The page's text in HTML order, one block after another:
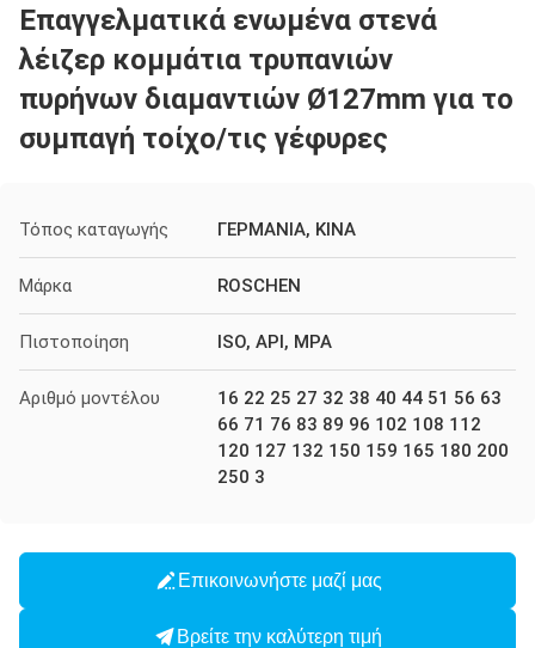
Επαγγελματικά ενωμένα στενά
λέιζερ κομμάτια τρυπανιών
πυρήνων διαμαντιών Ø127mm για το
συμπαγή τοίχο/τις γέφυρες
Τόπος καταγωγής ΓΕΡΜΑΝΙΑ, ΚΙΝΑ
Μάρκα ROSCHEN
Πιστοποίηση ISO, API, MPA
Αριθμό μοντέλου
16 22 25 27 32 38 40 44 51 56 63
66 71 76 83 89 96 102 108 112
120 127 132 150 159 165 180 200
250 3
Επικοινωνήστε μαζί μας
Βρείτε την καλύτερη τιμή